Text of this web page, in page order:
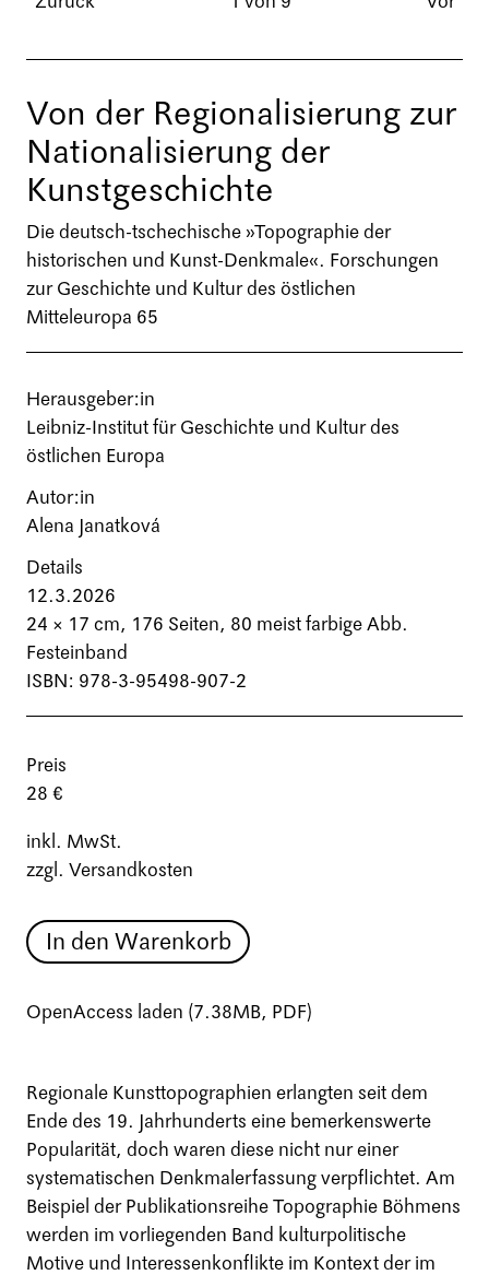
Von der Regionalisierung zur
Nationalisierung der
Kunstgeschichte
Die deutsch-tschechische »Topographie der
historischen und Kunst-Denkmale«. Forschungen
zur Geschichte und Kultur des östlichen
Mitteleuropa 65
Herausgeber:in
Leibniz-Institut für Geschichte und Kultur des
östlichen Europa
Autor:in
Alena Janatková
Details
12.3.2026
24 × 17 cm, 176 Seiten, 80 meist farbige Abb.
Festeinband
ISBN: 978-3-95498-907-2
Preis
28 €
inkl. MwSt.
zzgl. Versandkosten
In den Warenkorb
OpenAccess laden (7.38MB, PDF)
Regionale Kunsttopographien erlangten seit dem
Ende des 19. Jahrhunderts eine bemerkenswerte
Popularität, doch waren diese nicht nur einer
systematischen Denkmalerfassung verpflichtet. Am
Beispiel der Publikationsreihe Topographie Böhmens
werden im vorliegenden Band kulturpolitische
Motive und Interessenkonflikte im Kontext der im